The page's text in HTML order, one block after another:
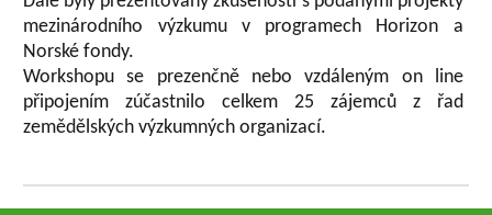
mezinárodního výzkumu v programech Horizon a
Norské fondy.
Workshopu se prezenčně nebo vzdáleným on line
připojením zúčastnilo celkem 25 zájemců z řad
zemědělských výzkumných organizací.